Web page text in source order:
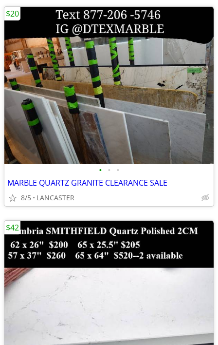
• • •
MARBLE QUARTZ GRANITE CLEARANCE SALE
8/5 LANCASTER
$20
$42